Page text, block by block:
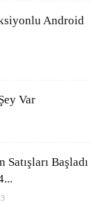
Android
Var
Başladı